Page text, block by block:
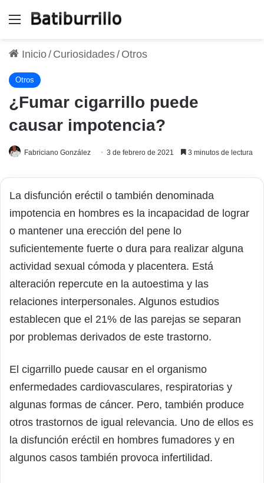
Menú
Inicio/ Curiosidades/ Otros
Otros
¿Fumar cigarrillo puede
causar impotencia?
Fabriciano González 3 de febrero de 2021 3 minutos de lectura
La disfunción eréctil o también denominada
impotencia en hombres es la incapacidad de lograr
o mantener una erección del pene lo
suficientemente fuerte o dura para realizar alguna
actividad sexual cómoda y placentera. Está
alteración repercute en la autoestima y las
relaciones interpersonales. Algunos estudios
establecen que el 21% de las parejas se separan
por problemas derivados de este trastorno.
El cigarrillo puede causar en el organismo
enfermedades cardiovasculares, respiratorias y
algunas formas de cáncer. Pero, también produce
otros trastornos de igual relevancia. Uno de ellos es
la disfunción eréctil en hombres fumadores y en
algunos casos también provoca infertilidad.